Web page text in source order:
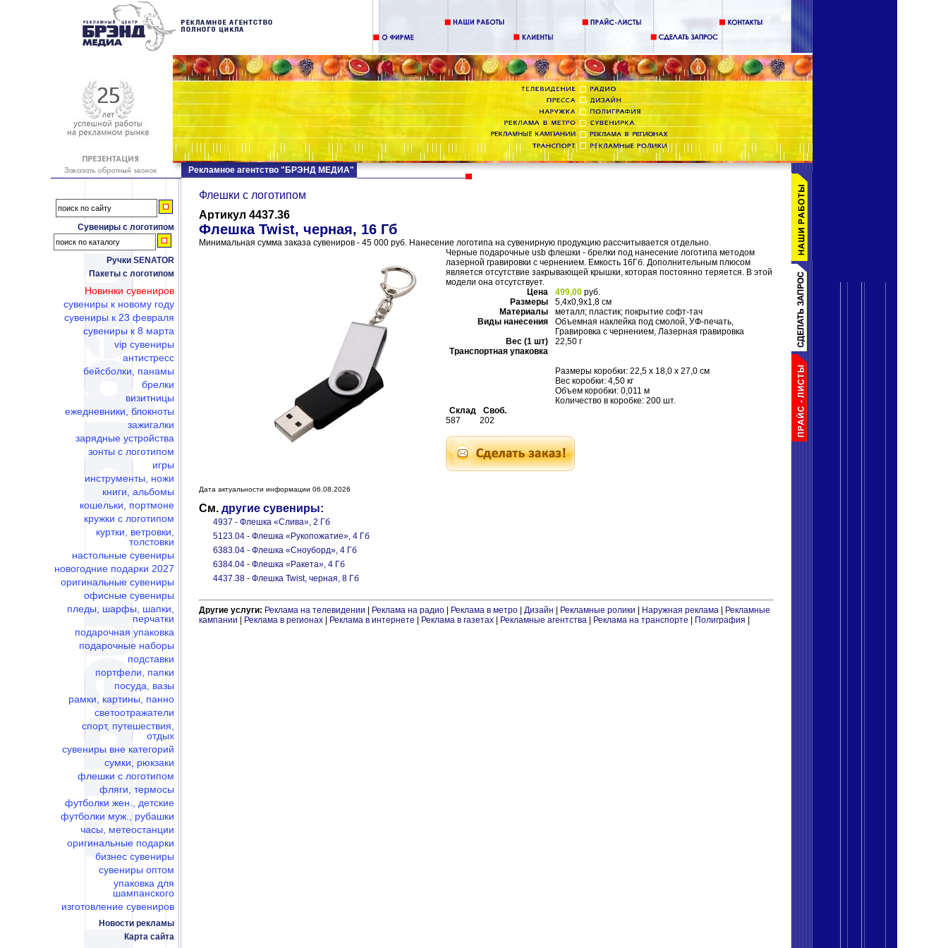
Сувениры с логотипом
Ручки SENATOR
Пакеты с логотипом
Новинки сувениров
сувениры к новому году
сувениры к 23 февраля
сувениры к 8 марта
vip сувениры
антистресс
бейсболки, панамы
брелки
визитницы
ежедневники, блокноты
зажигалки
зарядные устройства
зонты с логотипом
игры
инструменты, ножи
книги, альбомы
кошельки, портмоне
кружки с логотипом
куртки, ветровки,
толстовки
настольные сувениры
новогодние подарки 2027
оригинальные сувениры
офисные сувениры
пледы, шарфы, шапки,
перчатки
подарочная упаковка
подарочные наборы
подставки
портфели, папки
посуда, вазы
рамки, картины, панно
светоотражатели
спорт, путешествия,
отдых
сувениры вне категорий
сумки, рюкзаки
флешки c логотипом
фляги, термосы
футболки жен., детские
футболки муж., рубашки
часы, метеостанции
оригинальные подарки
бизнес сувениры
сувениры оптом
упаковка для
шампанского
изготовление сувениров
Новости рекламы
Карта сайта
Рекламное агентство "БРЭНД МЕДИА"
Флешки c логотипом
Артикул 4437.36
Флешка Twist, черная, 16 Гб
Минимальная сумма заказа сувениров - 45 000 руб. Нанесение логотипа на сувенирную продукцию рассчитывается отдельно.
Черные подарочные usb флешки - брелки под нанесение логотипа методом
лазерной гравировки с чернением. Емкость 16Гб. Дополнительным плюсом
является отсутствие закрывающей крышки, которая постоянно теряется. В этой
модели она отсутствует.
Цена
499,00 руб.
Размеры
5,4х0,9х1,8 см
Материалы
металл; пластик; покрытие софт-тач
Виды нанесения
Объемная наклейка под смолой, УФ-печать,
Гравировка с чернением, Лазерная гравировка
Вес (1 шт)
22,50 г
Транспортная упаковка
Размеры коробки: 22,5 x 18,0 x 27,0 см
Вес коробки: 4,50 кг
Объем коробки: 0,011 м
Количество в коробке: 200 шт.
Склад
Своб.
587
202
Дата актуальности информации 06.08.2026
См. другие сувениры:
4937 - Флешка «Слива», 2 Гб
5123.04 - Флешка «Рукопожатие», 4 Гб
6383.04 - Флешка «Сноуборд», 4 Гб
6384.04 - Флешка «Ракета», 4 Гб
4437.38 - Флешка Twist, черная, 8 Гб
Другие услуги: Реклама на телевидении Реклама на радио Реклама в метро Дизайн Рекламные ролики Наружная реклама
Рекламные
кампании
Реклама в регионах Реклама в интернете Реклама в газетах Рекламные агентства Реклама на транспорте Полиграфия